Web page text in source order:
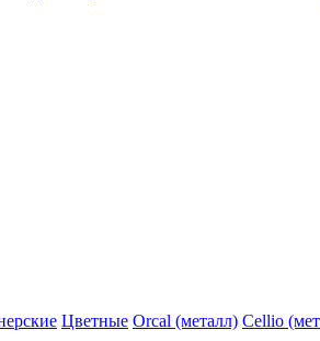
Цветные Orcal (металл) Cellio